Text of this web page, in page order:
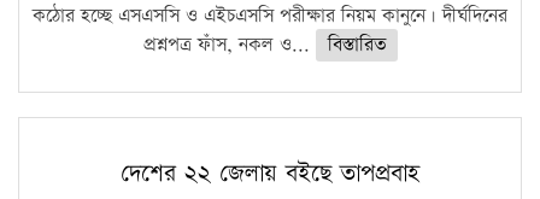
কঠোর হচ্ছে এসএসসি ও এইচএসসি পরীক্ষার নিয়ম কানুনে। দীর্ঘদিনের
প্রশ্নপত্র ফাঁস, নকল ও...
বিস্তারিত
দেশের ২২ জেলায় বইছে তাপপ্রবাহ